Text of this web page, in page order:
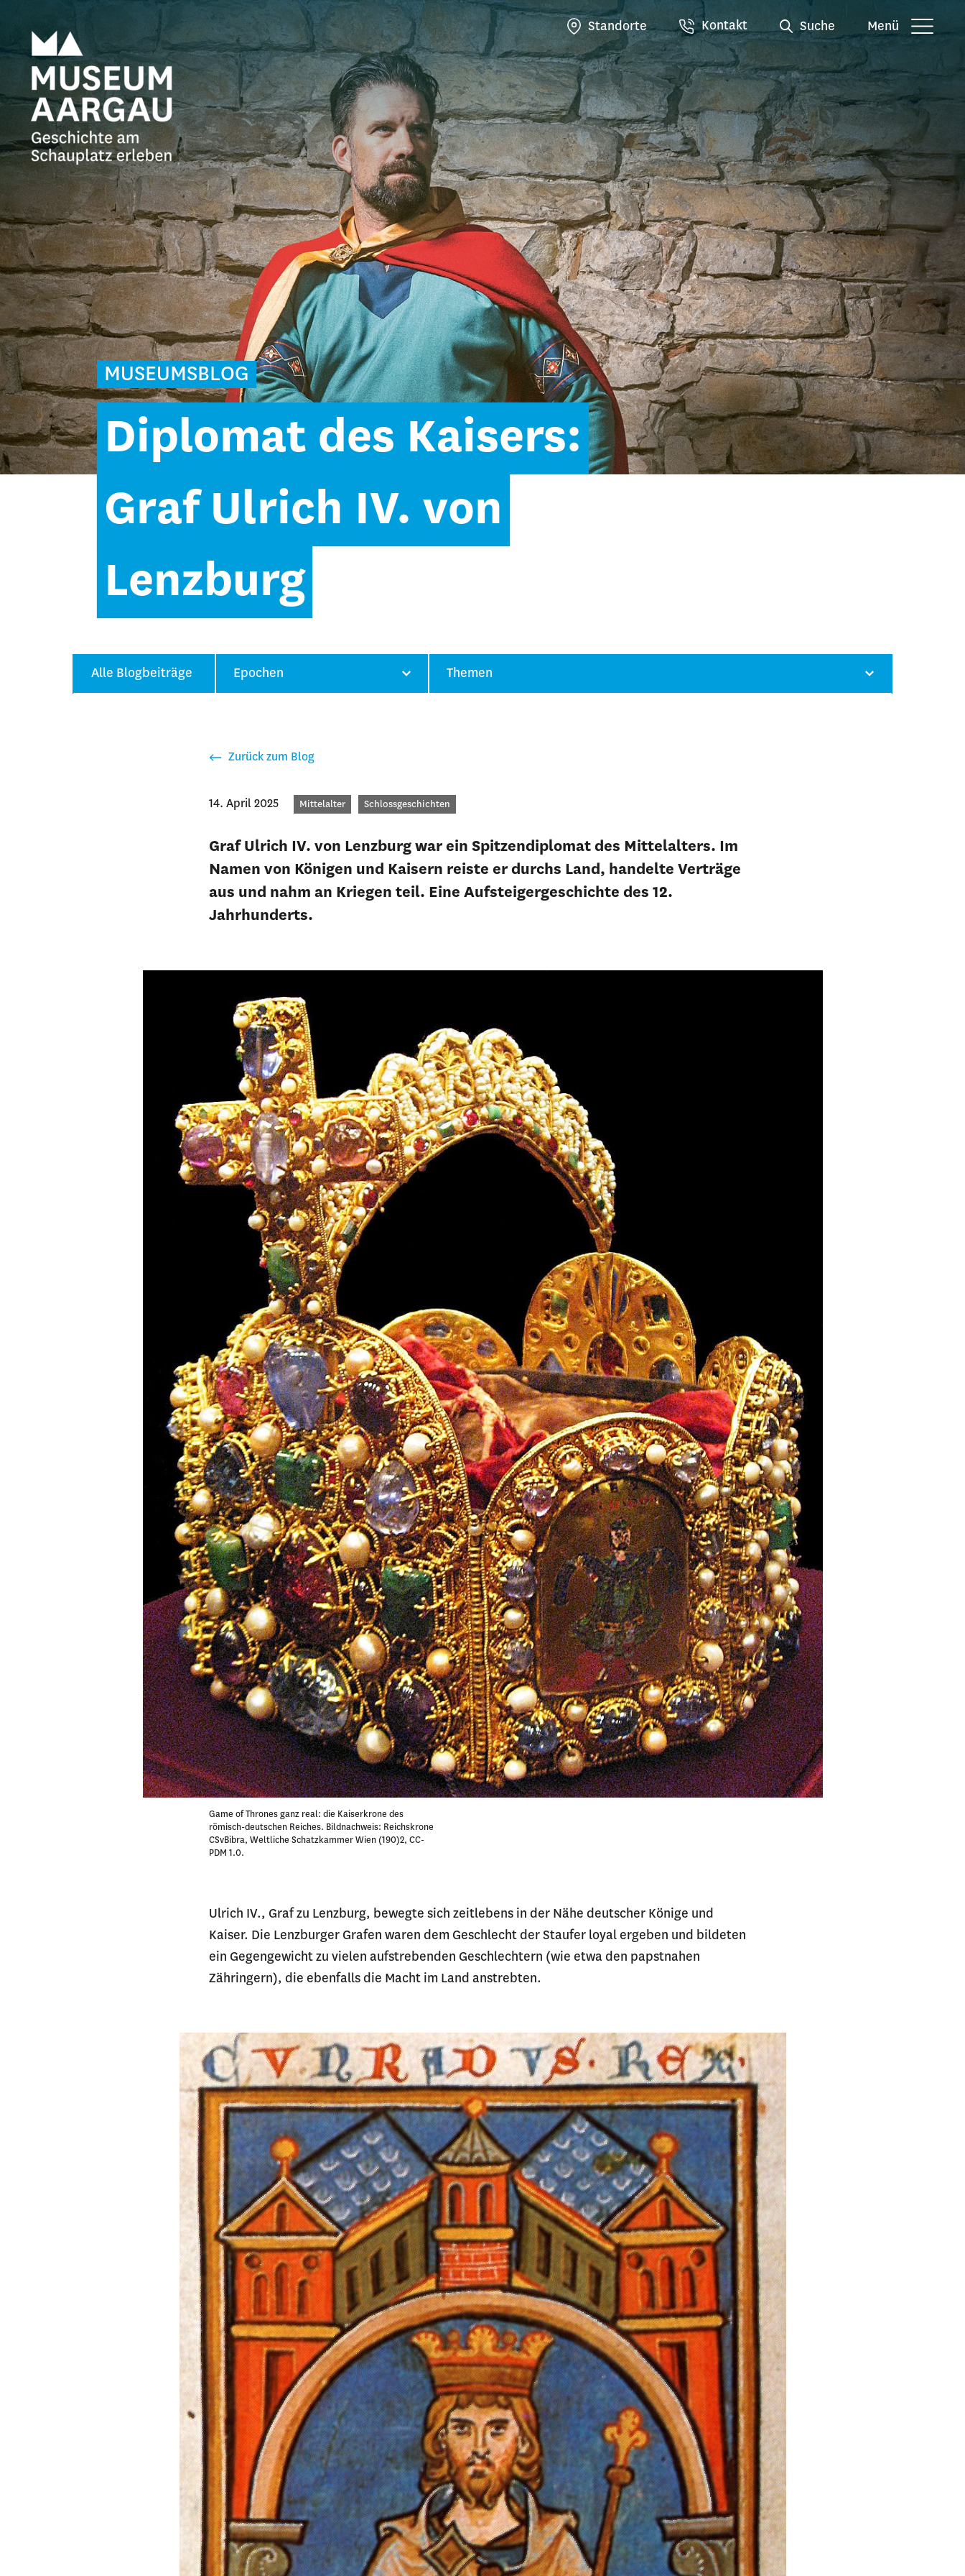
Standorte Kontakt Suche Menü
MUSEUMSBLOG
Diplomat des Kaisers:
Graf Ulrich IV. von
Lenzburg
Alle Blogbeiträge Epochen Themen
Zurück zum Blog
14. April 2025 Kategorien
Mittelalter Schlossgeschichten
Graf Ulrich IV. von Lenzburg war ein Spitzendiplomat des Mittelalters. Im
Namen von Königen und Kaisern reiste er durchs Land, handelte Verträge
aus und nahm an Kriegen teil. Eine Aufsteigergeschichte des 12.
Jahrhunderts.
Game of Thrones ganz real: die Kaiserkrone des
römisch-deutschen Reiches. Bildnachweis: Reichskrone
CSvBibra, Weltliche Schatzkammer Wien (190)2, CC-
PDM 1.0.
Ulrich IV., Graf zu Lenzburg, bewegte sich zeitlebens in der Nähe deutscher Könige und
Kaiser. Die Lenzburger Grafen waren dem Geschlecht der Staufer loyal ergeben und bildeten
ein Gegengewicht zu vielen aufstrebenden Geschlechtern (wie etwa den papstnahen
Zähringern), die ebenfalls die Macht im Land anstrebten.